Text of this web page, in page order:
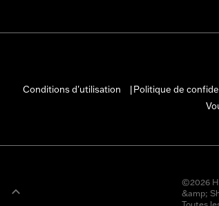
Conditions d'utilisation
Politique de
©2026
&amp;